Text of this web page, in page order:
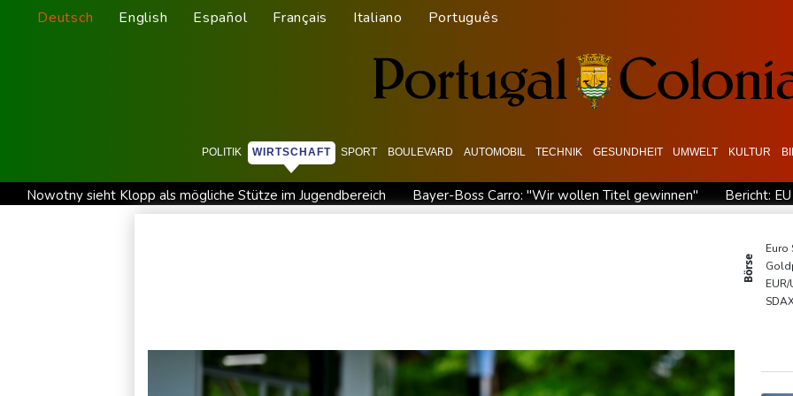
Deutsch English Español Français Italiano Português
POLITIK WIRTSCHAFT SPORT BOULEVARD AUTOMOBIL TECHNIK GESUNDHEIT UMWELT KULTUR
Nowotny sieht Klopp als mögliche Stütze im Jugendbereich Bayer-Boss Carro: "Wir wollen Titel gewinnen"
Bericht:
BUND kritisiert Lockerung von
Abholzung im Amazonas auf niedrigstem Stand seit einem
Börse
Euro
EUR/